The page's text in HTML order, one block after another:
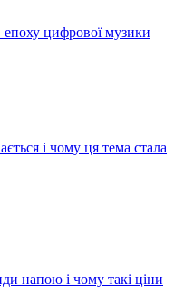
епоху цифрової музики
і чому ця тема стала
напою і чому такі ціни